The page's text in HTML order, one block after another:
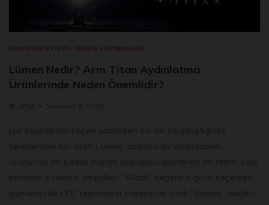
ARM ENDÜSTRIYEL SERVIS EKIPMANLARI
Lümen Nedir? Arm Titan Aydınlatma
Ürünlerinde Neden Önemlidir?